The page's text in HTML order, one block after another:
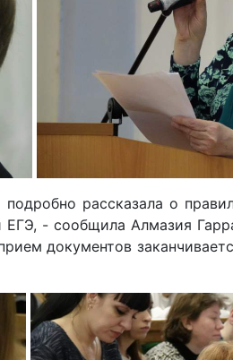
рассказала о
- сообщила Алмазия
документов